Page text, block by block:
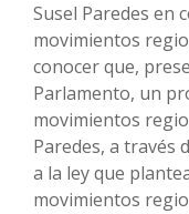
Susel Paredes en
movimientos
conocer que,
Parlamento, un
movimientos
Paredes, a través
a la ley que
movimientos